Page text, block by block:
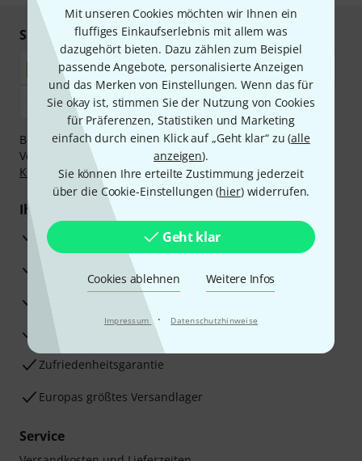
Mit unseren Cookies möchten wir Ihnen ein
fluffiges Einkaufserlebnis mit allem was
dazugehört bieten. Dazu zählen zum Beispiel
passende Angebote, personalisierte Anzeigen
und das Merken von Einstellungen. Wenn das für
Sie okay ist, stimmen Sie der Nutzung von Cookies
für Präferenzen, Statistiken und Marketing
einfach durch einen Klick auf „Geht klar“ zu (alle
anzeigen).
Sie können Ihre erteilte Zustimmung jederzeit
über die Cookie-Einstellungen (hier) widerrufen.
Geht klar
Cookies ablehnen Weitere Infos
Impressum · Datenschutzhinweise
Sicher einkaufen & bezahlen
Bezahlen Sie vertraulich und sicher per Nachnahme,
Vorkasse, PayPal, Amazon Pay,Klarna Sofort bezahlen
Klarna Ratenzahlungoder Kreditkarte.
Ihre Vorteile
3 Jahre Thomann Garantie
30 Tage Money-Back-Garantie
Beratung durch Fachexperten
Zufriedenheitsgarantie
Europas größtes Versandlager
Service